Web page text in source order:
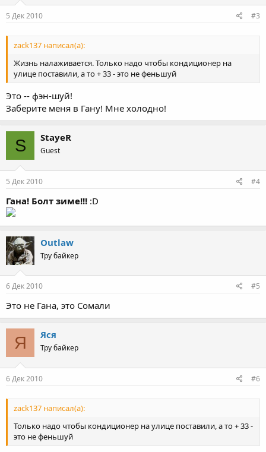
5 Дек 2010 #3
zack137 написал(а):
Жизнь налаживается. Только надо чтобы кондиционер на
улице поставили, а то + 33 - это не феньшуй
Это -- фэн-шуй!
Заберите меня в Гану! Мне холодно!
S StayeR
Guest
5 Дек 2010 #4
Гана! Болт зиме!!! :D
Outlaw
Тру байкер
6 Дек 2010 #5
Это не Гана, это Сомали
Я Яся
Тру байкер
6 Дек 2010 #6
zack137 написал(а):
Только надо чтобы кондиционер на улице поставили, а то + 33 -
это не феньшуй